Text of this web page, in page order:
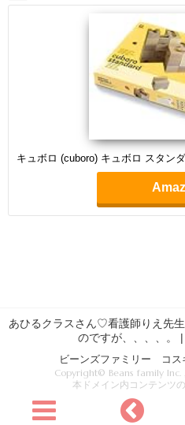
キュボロ (cuboro) キュボロ スタン
あひるクラスさん♡看護師りえ先
のですが、、、、。
ビーンズファミリー コス
Copyright© Beans family Inc.
本ドメイン内コンテンツ